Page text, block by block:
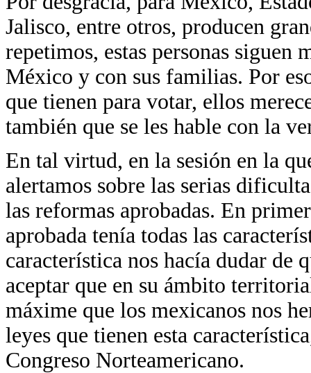
Jalisco, entre otros, producen
repetimos, estas personas siguen
México y con sus familias. Por
que tienen para votar, ellos
también que se les hable con la
En tal virtud, en la sesión en la
alertamos sobre las serias
las reformas aprobadas. En
aprobada tenía todas las
característica nos hacía dudar de
aceptar que en su ámbito
máxime que los mexicanos nos
leyes que tienen esta
Congreso Norteamericano.